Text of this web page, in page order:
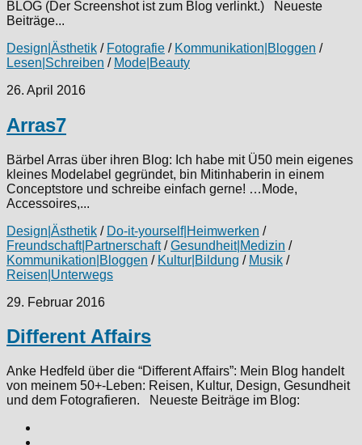
BLOG (Der Screenshot ist zum Blog verlinkt.) Neueste
Beiträge...
Design|Ästhetik / Fotografie / Kommunikation|Bloggen /
Lesen|Schreiben / Mode|Beauty
26. April 2016
Arras7
Bärbel Arras über ihren Blog: Ich habe mit Ü50 mein eigenes
kleines Modelabel gegründet, bin Mitinhaberin in einem
Conceptstore und schreibe einfach gerne! …Mode,
Accessoires,...
Design|Ästhetik / Do-it-yourself|Heimwerken /
Freundschaft|Partnerschaft/Gesundheit|Medizin /
Kommunikation|Bloggen / Kultur|Bildung / Musik /
Reisen|Unterwegs
29. Februar 2016
Different Affairs
Anke Hedfeld über die “Different Affairs”: Mein Blog handelt
von meinem 50+-Leben: Reisen, Kultur, Design, Gesundheit
und dem Fotografieren. Neueste Beiträge im Blog: